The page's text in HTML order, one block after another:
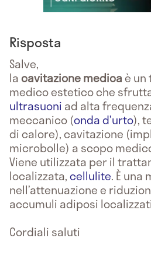
Risposta
Salve,
lacavitazionemedicaè
medico estetico che
ultrasuoni ad alta
meccanico (onda d’urto),
di calore), cavitazione
microbolle) a scopo
Viene utilizzata per il
localizzata,cellulite. È
nell’attenuazione e
accumuli adiposi
Cordiali saluti